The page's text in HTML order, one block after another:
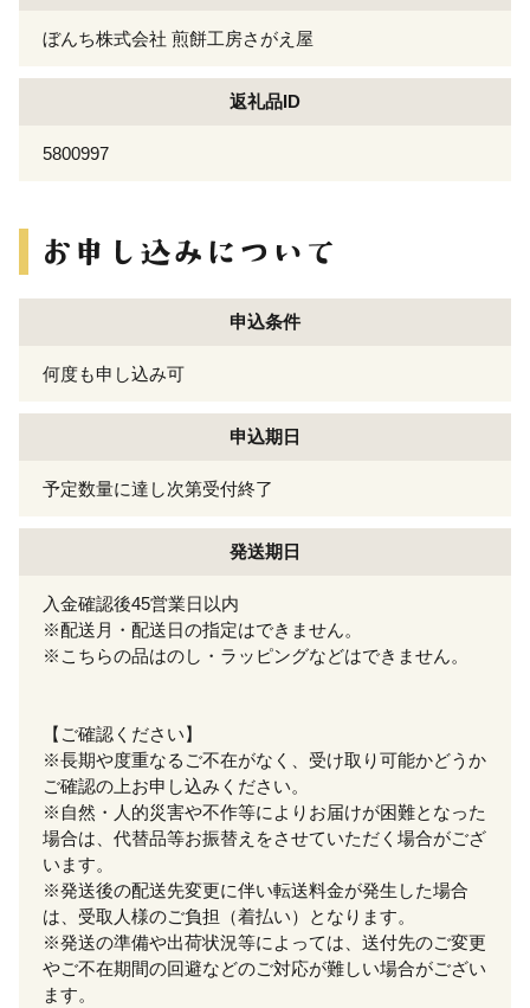
ぼんち株式会社 煎餅工房さがえ屋
返礼品ID
5800997
申込条件
何度も申し込み可
申込期日
予定数量に達し次第受付終了
発送期日
入金確認後45営業日以内
※配送月・配送日の指定はできません。
※こちらの品はのし・ラッピングなどはできません。
【ご確認ください】
※長期や度重なるご不在がなく、受け取り可能かどうか
ご確認の上お申し込みください。
※自然・人的災害や不作等によりお届けが困難となった
場合は、代替品等お振替えをさせていただく場合がござ
います。
※発送後の配送先変更に伴い転送料金が発生した場合
は、受取人様のご負担（着払い）となります。
※発送の準備や出荷状況等によっては、送付先のご変更
やご不在期間の回避などのご対応が難しい場合がござい
ます。